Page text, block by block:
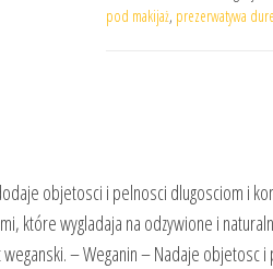
pod makijaż, prezerwatywa
objetosci i pelnosci dlugosciom i
które wygladaja na odzywione i
– Weganin – Nadaje objetosc i